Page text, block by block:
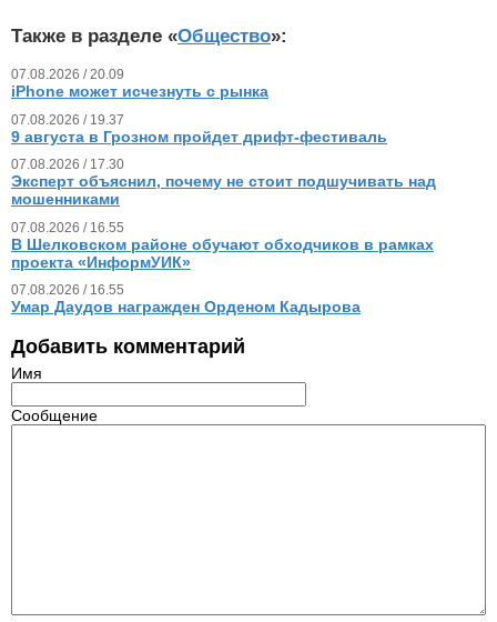
Также в разделе «Общество»:
07.08.2026 / 20.09
iPhone может исчезнуть с рынка
07.08.2026 / 19.37
9 августа в Грозном пройдет дрифт-фестиваль
07.08.2026 / 17.30
Эксперт объяснил, почему не стоит подшучивать над
мошенниками
07.08.2026 / 16.55
В Шелковском районе обучают обходчиков в рамках
проекта «ИнформУИК»
07.08.2026 / 16.55
Умар Даудов награжден Орденом Кадырова
Добавить комментарий
Имя
Сообщение